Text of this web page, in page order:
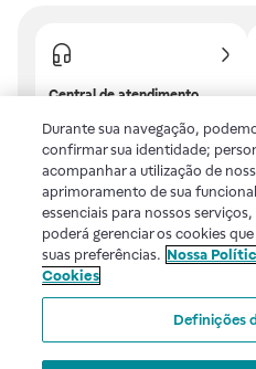
Central de atendimento
frequentes ou fale com a
gente.
Uma empresa
Voltar
Durante sua navegação,
confirmar sua identidade;
acompanhar a utilização de
aprimoramento de sua
essenciais para nossos
poderá gerenciar os cookies
suas preferências. Nossa
Cookies
Definições